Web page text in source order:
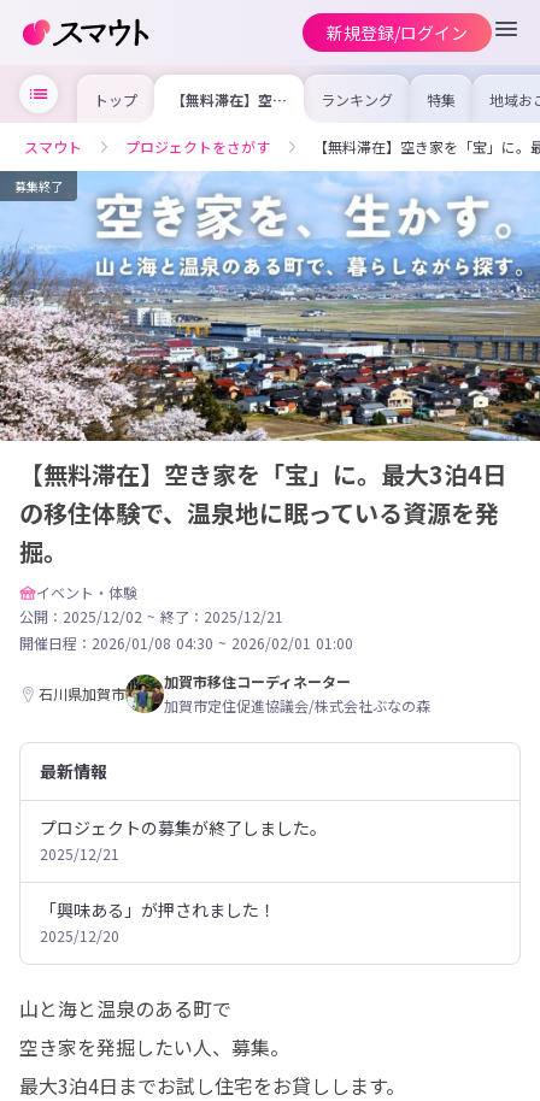
新規登録/ログイン
トップ 【無料滞在】空き
家を「宝」に。最
体験で、温泉地に
眠っている資源を
発掘。
ランキング 特集 地域お
の求
を集め
事内容
を比較
合った
スマウト プロジェクトをさがす 【無料滞在】空き家を「宝」に
募集終了
【無料滞在】空き家を「宝」に。最大3泊4日
の移住体験で、温泉地に眠っている資源を発
掘。
イベント・体験
公開：2025/12/02 ~ 終了：2025/12/21
開催日程： 2026/01/08 04:30 ~ 2026/02/01 01:00
石川県加賀市
加賀市移住コーディネーター
加賀市定住促進協議会/株式会社ぶなの森
最新情報
プロジェクトの募集が終了しました。
2025/12/21
「興味ある」が押されました！
2025/12/20
山と海と温泉のある町で
空き家を発掘したい人、募集。
最大3泊4日までお試し住宅をお貸しします。